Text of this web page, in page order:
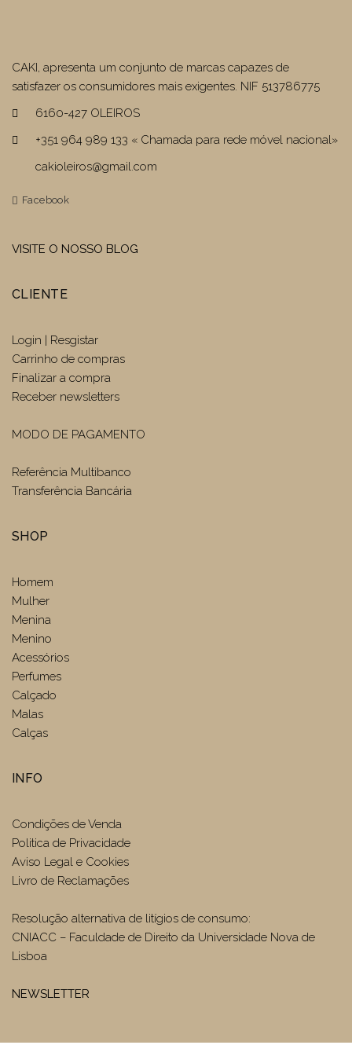
CAKI, apresenta um conjunto de marcas capazes de
satisfazer os consumidores mais exigentes. NIF 513786775
6160-427 OLEIROS
+351 964 989 133 « Chamada para rede móvel nacional»
cakioleiros@gmail.com
Facebook
VISITE O NOSSO BLOG
CLIENTE
Login | Resgistar
Carrinho de compras
Finalizar a compra
Receber newsletters
MODO DE PAGAMENTO
Referência Multibanco
Transferência Bancária
SHOP
Homem
Mulher
Menina
Menino
Acessórios
Perfumes
Calçado
Malas
Calças
INFO
Condições de Venda
Politica de Privacidade
Aviso Legal e Cookies
Livro de Reclamações
Resolução alternativa de litígios de consumo:
CNIACC – Faculdade de Direito da Universidade Nova de
Lisboa
NEWSLETTER